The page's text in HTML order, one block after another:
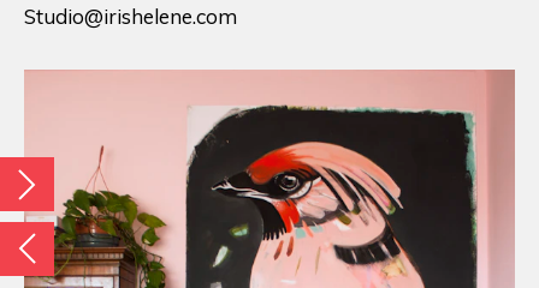
Studio@irishelene.com